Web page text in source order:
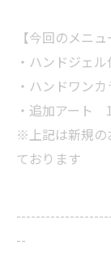
【今回のメニュ
・ハンドジェ
・ハンドワン
・追加アート
※上記は新規の
ております
--